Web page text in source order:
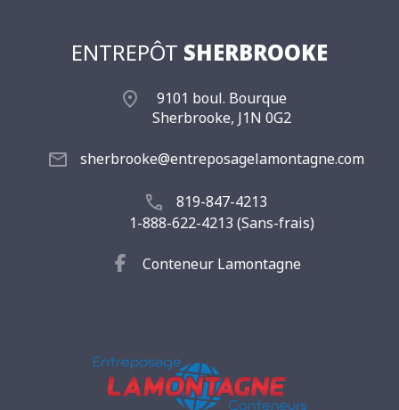
ENTREPÔT SHERBROOKE
9101 boul. Bourque
Sherbrooke, J1N 0G2
sherbrooke@entreposagelamontagne.com
819-847-4213
1-888-622-4213 (Sans-frais)
Conteneur Lamontagne